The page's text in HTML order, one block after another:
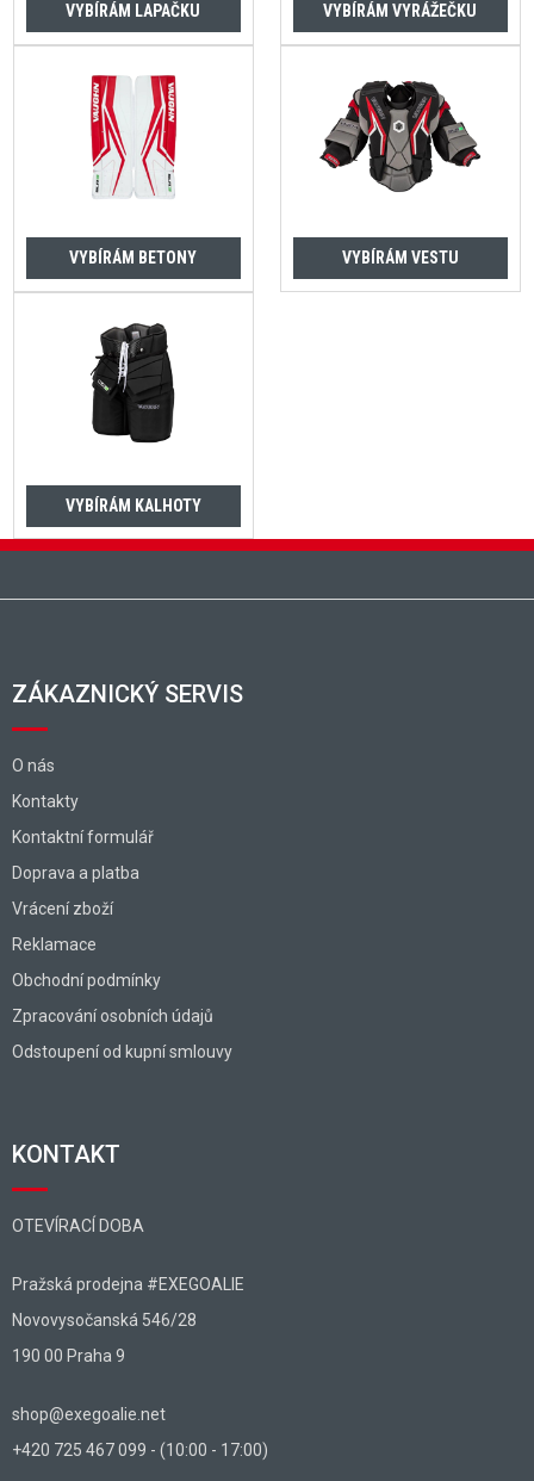
VYBÍRÁM LAPAČKU VYBÍRÁM VYRÁŽEČKU
VYBÍRÁM BETONY VYBÍRÁM VESTU
VYBÍRÁM KALHOTY
ZÁKAZNICKÝ SERVIS
O nás
Kontakty
Kontaktní formulář
Doprava a platba
Vrácení zboží
Reklamace
Obchodní podmínky
Zpracování osobních údajů
Odstoupení od kupní smlouvy
KONTAKT
OTEVÍRACÍ DOBA
Pražská prodejna #EXEGOALIE
Novovysočanská 546/28
190 00 Praha 9
shop@exegoalie.net
+420 725 467 099 - (10:00 - 17:00)